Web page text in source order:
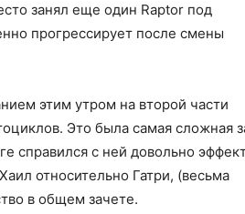
занял еще один Raptor под
прогрессирует после смены
этим утром на второй части
Это была самая сложная
справился с ней довольно
относительно Гатри, (весьма
в общем зачете.